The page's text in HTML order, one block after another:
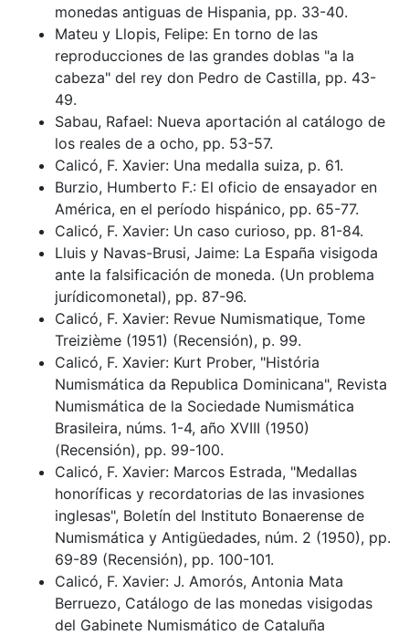
monedas antiguas de Hispania, pp. 33-40.
Mateu y Llopis, Felipe: En torno de las
reproducciones de las grandes doblas "a la
cabeza" del rey don Pedro de Castilla, pp. 43-
49.
Sabau, Rafael: Nueva aportación al catálogo de
los reales de a ocho, pp. 53-57.
Calicó, F. Xavier: Una medalla suiza, p. 61.
Burzio, Humberto F.: El oficio de ensayador en
América, en el período hispánico, pp. 65-77.
Calicó, F. Xavier: Un caso curioso, pp. 81-84.
Lluis y Navas-Brusi, Jaime: La España visigoda
ante la falsificación de moneda. (Un problema
jurídicomonetal), pp. 87-96.
Calicó, F. Xavier: Revue Numismatique, Tome
Treizième (1951) (Recensión), p. 99.
Calicó, F. Xavier: Kurt Prober, "História
Numismática da Republica Dominicana", Revista
Numismática de la Sociedade Numismática
Brasileira, núms. 1-4, año XVIII (1950)
(Recensión), pp. 99-100.
Calicó, F. Xavier: Marcos Estrada, "Medallas
honoríficas y recordatorias de las invasiones
inglesas", Boletín del Instituto Bonaerense de
Numismática y Antigüedades, núm. 2 (1950), pp.
69-89 (Recensión), pp. 100-101.
Calicó, F. Xavier: J. Amorós, Antonia Mata
Berruezo, Catálogo de las monedas visigodas
del Gabinete Numismático de Cataluña